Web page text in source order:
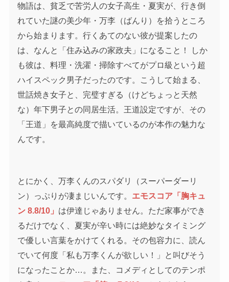
物語は、貧乏で苦労人の女子高生・夏実が、行き倒
れていた謎の美少年・万李（ばんり）を拾うところ
から始まります。行くあてのない彼が提案したの
は、なんと「住み込みの家政夫」になること！ しか
も彼は、料理・洗濯・掃除すべてがプロ級という超
ハイスペック男子だったのです。こうして始まる、
世話焼き女子と、完璧すぎる（けどちょっと天然
な）年下男子との同居生活。王道設定ですが、その
「王道」を最高純度で描いているのが本作の魅力な
んです。
とにかく、万李くんのスパダリ（スーパーダーリ
ン）っぷりが凄まじいんです。 エモスコア「胸キュ
ン 8.8/10」 は伊達じゃありません。ただ家事ができ
るだけでなく、夏実が辛い時には絶妙なタイミング
で優しい言葉をかけてくれる。その包容力に、読ん
でいて何度「私も万李くんが欲しい！」と叫びそう
になったことか…。また、コメディとしてのテンポ